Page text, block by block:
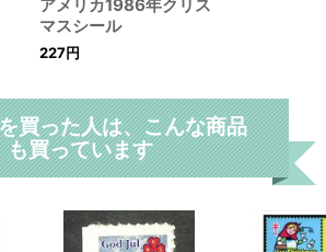
アメリカ1986年クリス
マスシール
227円
買った人は、こんな商品
も買っています